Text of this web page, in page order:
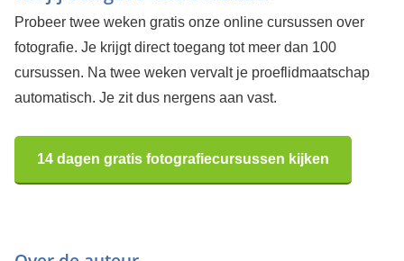
Probeer twee weken gratis onze online cursussen over
fotografie. Je krijgt direct toegang tot meer dan 100
cursussen. Na twee weken vervalt je proeflidmaatschap
automatisch. Je zit dus nergens aan vast.
14 dagen gratis fotografiecursussen kijken